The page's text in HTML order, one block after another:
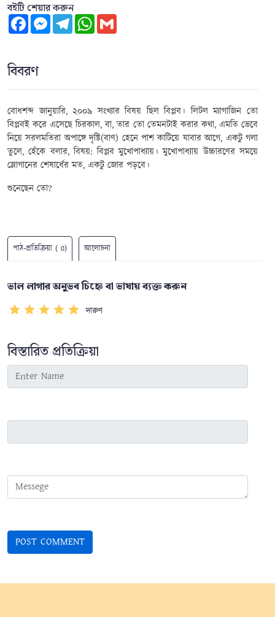
বইটি শেয়ার করুন
FacebookMessengerTelegramWhatsApp
বিবরণ
বোধশব্দ জানুয়ারি,২০০৯ সংখ্যার বিষয় ছিল বিপ্লব। লিটল ম্যাগাজিন তো
বিপ্লবই করে এসেছে চিরকাল,বা,তার তো তেমনটাই করার কথা, এমতি ভেবে
নিয়ে সরলমতিরা অপাঙ্গে দৃষ্টি(বাণ) হেনে পাশ কাটিয়ে যাবার আগে, একটু গলা
তুলে,হেঁকে বলার,বিষয়: বিপ্লব মুখোপাধ্যায়। মুখোপাধ্যায় উচ্চারণের সময়ে
স্লোগানের শেষার্ধের মত, একটু জোর পড়বে।
শুনেছেন তো?
পাঠ-প্রতিক্রিয়া ( 0) আলোচনা
ভাল লাগার অনুভব চিহ্নে বা ভাষায় ব্যক্ত করুন
দারুণ
বিস্তারিত প্রতিক্রিয়া